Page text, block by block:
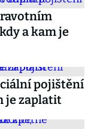
a kam je
pojištění
je zaplatit